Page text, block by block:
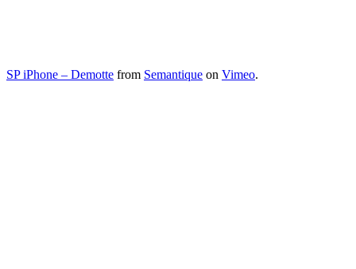
SP iPhone – Demotte from Semantique on Vimeo.